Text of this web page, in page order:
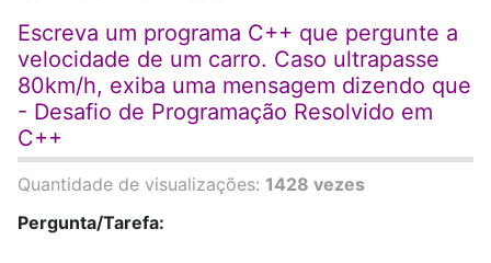
Escreva um programa C++ que pergunte a
velocidade de um carro. Caso ultrapasse
80km/h, exiba uma mensagem dizendo que
- Desafio de Programação Resolvido em
C++
Quantidade de visualizações: 1428 vezes
Pergunta/Tarefa: